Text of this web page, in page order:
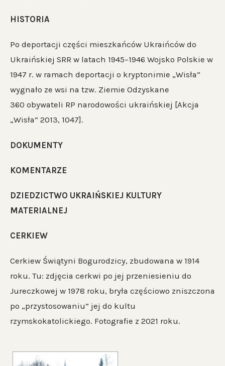
HISTORIA
Po deportacji części mieszkańców Ukraińców do
Ukraińskiej SRR w latach 1945–1946 Wojsko Polskie w
1947 r. w ramach deportacji o kryptonimie „Wisła”
wygnało ze wsi na tzw. Ziemie Odzyskane
360 obywateli RP narodowości ukraińskiej [Akcja
„Wisła” 2013, 1047].
DOKUMENTY
KOMENTARZE
DZIEDZICTWO UKRAIŃSKIEJ KULTURY
MATERIALNEJ
CERKIEW
Cerkiew Świątyni Bogurodzicy, zbudowana w 1914
roku. Tu: zdjęcia cerkwi po jej przeniesieniu do
Jureczkowej w 1978 roku, bryła częściowo zniszczona
po „przystosowaniu” jej do kultu
rzymskokatolickiego. Fotografie z 2021 roku.